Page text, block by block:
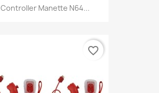
Controller Manette N64...
favorite_border